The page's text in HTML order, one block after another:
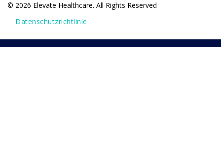
© 2026 Elevate Healthcare. All Rights Reserved
Datenschutzrichtlinie